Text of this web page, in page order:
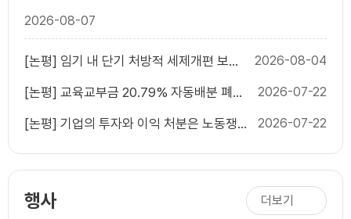
토하고 있다. 연간 지원 규모는 약 2천억 원이..
2026-08-07
[논평] 임기 내 단기 처방적 세제개편 보다
2026-08-04
[논평] 교육교부금 20.79% 자동배분 폐지,
2026-07-22
[논평] 기업의 투자와 이익 처분은 노동쟁의
2026-07-22
행사 더보기